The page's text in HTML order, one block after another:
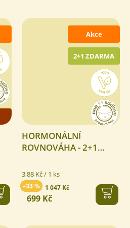
Akce
2+1 ZDARMA
HORMONÁLNÍ
ROVNOVÁHA - 2+1
699 Kč
Měrná
cena:
3,88 Kč / 1 ks
1 047 Kč
–33 %